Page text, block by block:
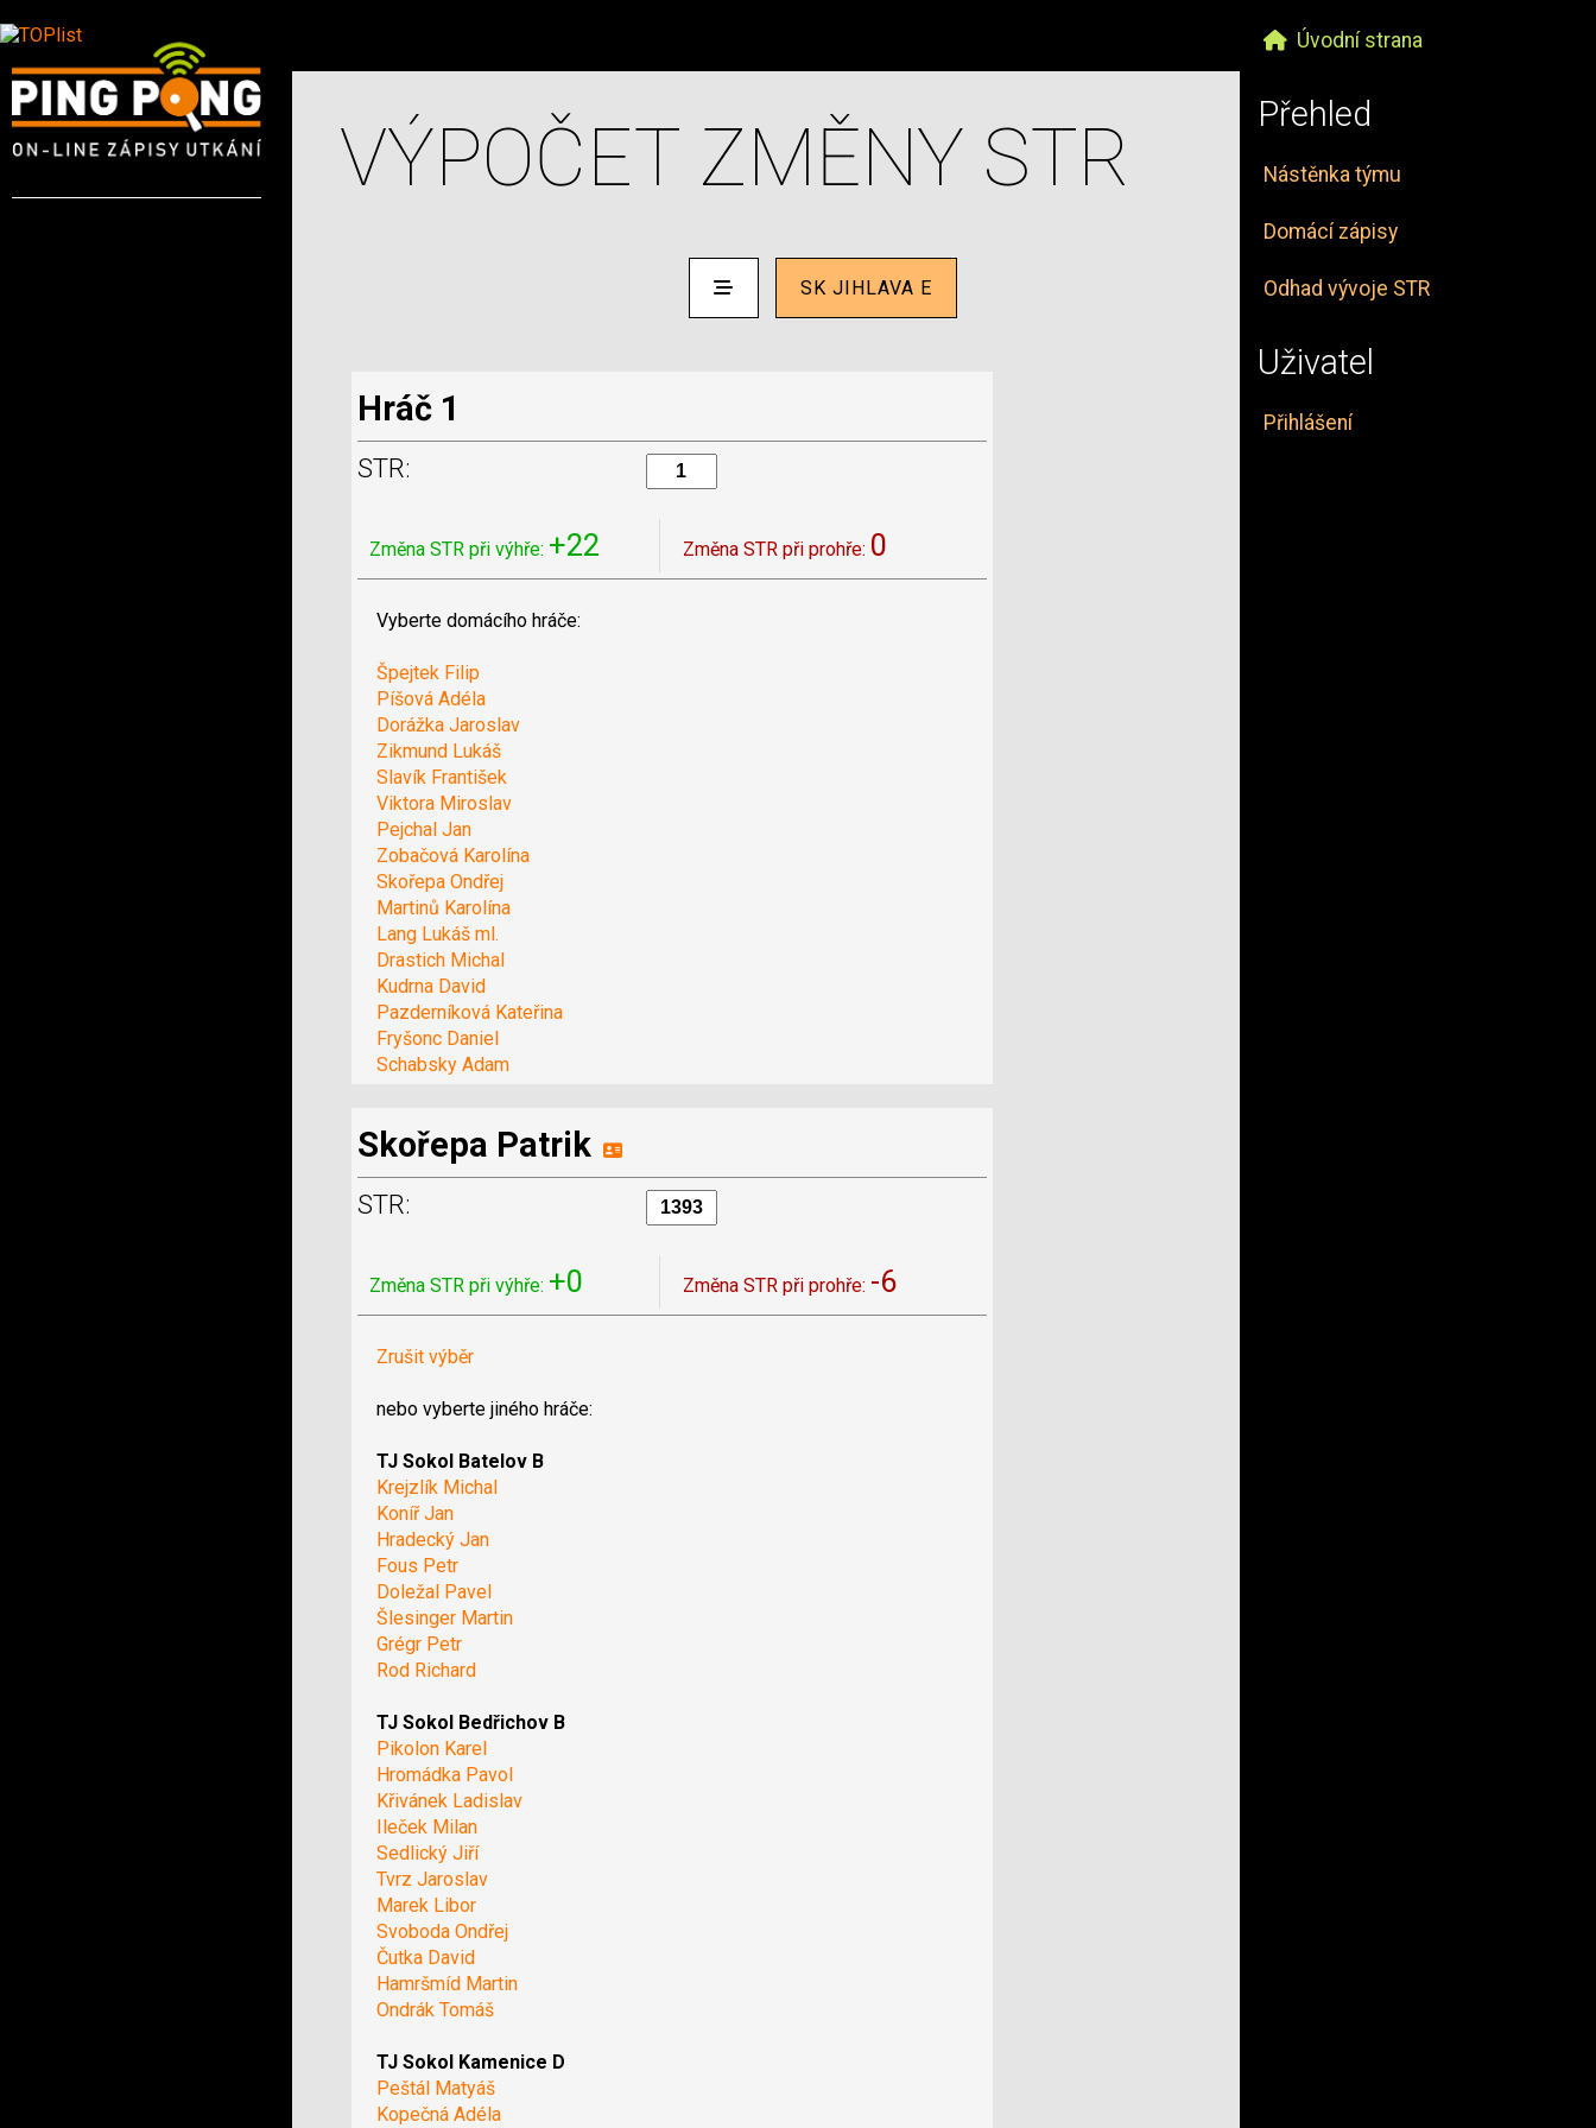
Úvodní strana
Přehled
Nástěnka týmu
Domácí zápisy
Odhad vývoje STR
Uživatel
Přihlášení
VÝPOČET ZMĚNY STR
SK JIHLAVA E
Hráč 1
STR:
Změna STR při výhře: +22 Změna STR při prohře: 0
Vyberte domácího hráče:
Špejtek Filip
Píšová Adéla
Dorážka Jaroslav
Zikmund Lukáš
Slavík František
Viktora Miroslav
Pejchal Jan
Zobačová Karolína
Skořepa Ondřej
Martinů Karolína
Lang Lukáš ml.
Drastich Michal
Kudrna David
Pazderníková Kateřina
Fryšonc Daniel
Schabsky Adam
Skořepa Patrik
STR:
Změna STR při výhře: +0 Změna STR při prohře: -6
Zrušit výběr
nebo vyberte jiného hráče:
TJ Sokol Batelov B
Krejzlík Michal
Koníř Jan
Hradecký Jan
Fous Petr
Doležal Pavel
Šlesinger Martin
Grégr Petr
Rod Richard
TJ Sokol Bedřichov B
Pikolon Karel
Hromádka Pavol
Křivánek Ladislav
Ileček Milan
Sedlický Jiří
Tvrz Jaroslav
Marek Libor
Svoboda Ondřej
Čutka David
Hamršmíd Martin
Ondrák Tomáš
TJ Sokol Kamenice D
Peštál Matyáš
Kopečná Adéla